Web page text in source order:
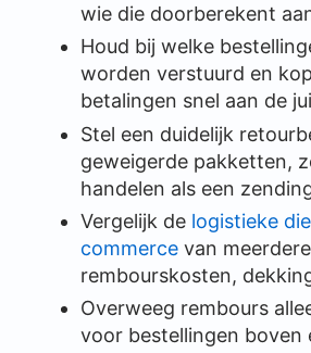
wie die doorberekent
Houd bij welke
worden verstuurd en
betalingen snel aan de
Stel een duidelijk
geweigerde pakketten,
handelen als een
Vergelijk de logistieke
commerce van
rembourskosten,
Overweeg rembours
voor bestellingen boven